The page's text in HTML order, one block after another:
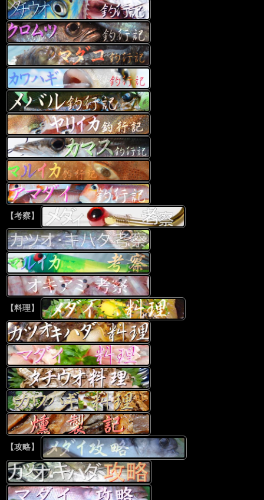
【考察】
【料理】
【攻略】